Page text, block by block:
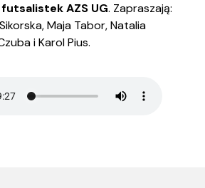
futsalistek AZS UG. Zapraszają:
Maja Tabor, Natalia
i Karol Pius.